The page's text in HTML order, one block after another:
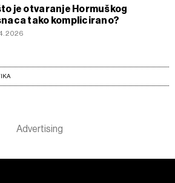
je otvaranje Hormuškog
tako komplicirano?